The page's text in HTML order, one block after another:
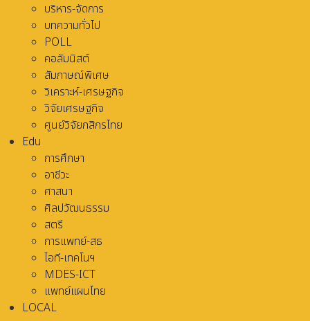
บริหาร-จัดการ
บทความทั่วไป
POLL
คอลัมนิสต์
สัมภาษณ์พิเศษ
วิเคราะห์-เศรษฐกิจ
วิจัยเศรษฐกิจ
ศูนย์วิจัยกสิกรไทย
Edu
การศึกษา
อาชีวะ
ศาสนา
ศิลปวัฒนธรรม
สตรี
การแพทย์-สธ
ไอที-เทคโนฯ
MDES-ICT
แพทย์แผนไทย
LOCAL